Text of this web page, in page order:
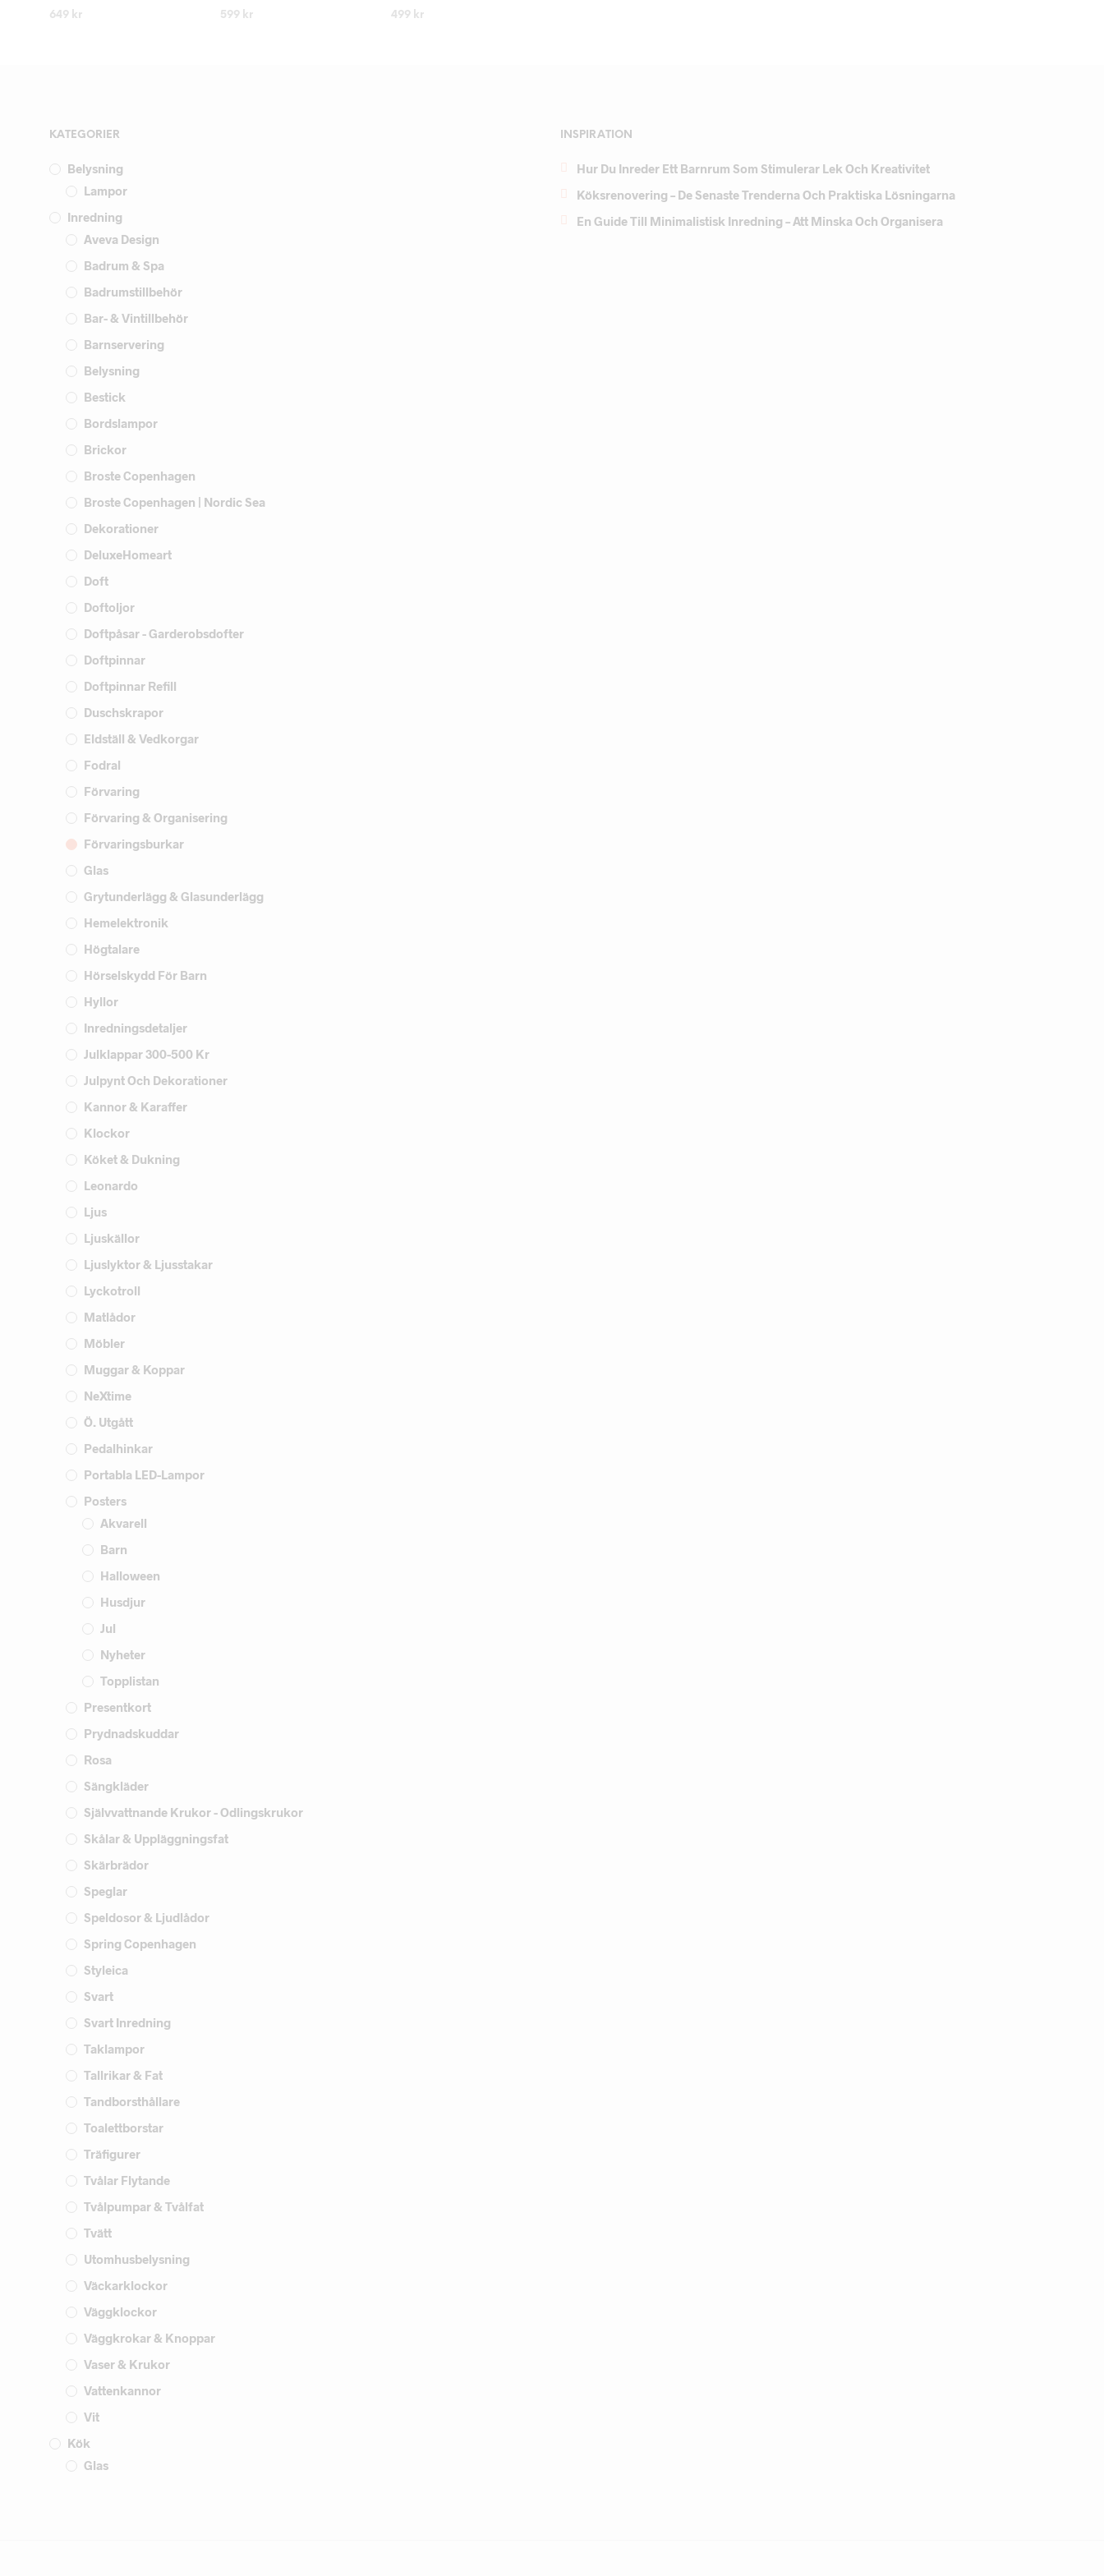
649 kr 599 kr 499 kr
KATEGORIER
Belysning
Lampor
Inredning
Aveva Design
Badrum & Spa
Badrumstillbehör
Bar- & Vintillbehör
Barnservering
Belysning
Bestick
Bordslampor
Brickor
Broste Copenhagen
Broste Copenhagen | Nordic Sea
Dekorationer
DeluxeHomeart
Doft
Doftoljor
Doftpåsar - Garderobsdofter
Doftpinnar
Doftpinnar Refill
Duschskrapor
Eldställ & Vedkorgar
Fodral
Förvaring
Förvaring & Organisering
Förvaringsburkar
Glas
Grytunderlägg & Glasunderlägg
Hemelektronik
Högtalare
Hörselskydd För Barn
Hyllor
Inredningsdetaljer
Julklappar 300-500 Kr
Julpynt Och Dekorationer
Kannor & Karaffer
Klockor
Köket & Dukning
Leonardo
Ljus
Ljuskällor
Ljuslyktor & Ljusstakar
Lyckotroll
Matlådor
Möbler
Muggar & Koppar
NeXtime
Ö. Utgått
Pedalhinkar
Portabla LED-Lampor
Posters
Akvarell
Barn
Halloween
Husdjur
Jul
Nyheter
Topplistan
Presentkort
Prydnadskuddar
Rosa
Sängkläder
Självvattnande Krukor - Odlingskrukor
Skålar & Uppläggningsfat
Skärbrädor
Speglar
Speldosor & Ljudlådor
Spring Copenhagen
Styleica
Svart
Svart Inredning
Taklampor
Tallrikar & Fat
Tandborsthållare
Toalettborstar
Träfigurer
Tvålar Flytande
Tvålpumpar & Tvålfat
Tvätt
Utomhusbelysning
Väckarklockor
Väggklockor
Väggkrokar & Knoppar
Vaser & Krukor
Vattenkannor
Vit
Kök
Glas
INSPIRATION
Hur Du Inreder Ett Barnrum Som Stimulerar Lek Och Kreativitet
Köksrenovering – De Senaste Trenderna Och Praktiska Lösningarna
En Guide Till Minimalistisk Inredning – Att Minska Och Organisera